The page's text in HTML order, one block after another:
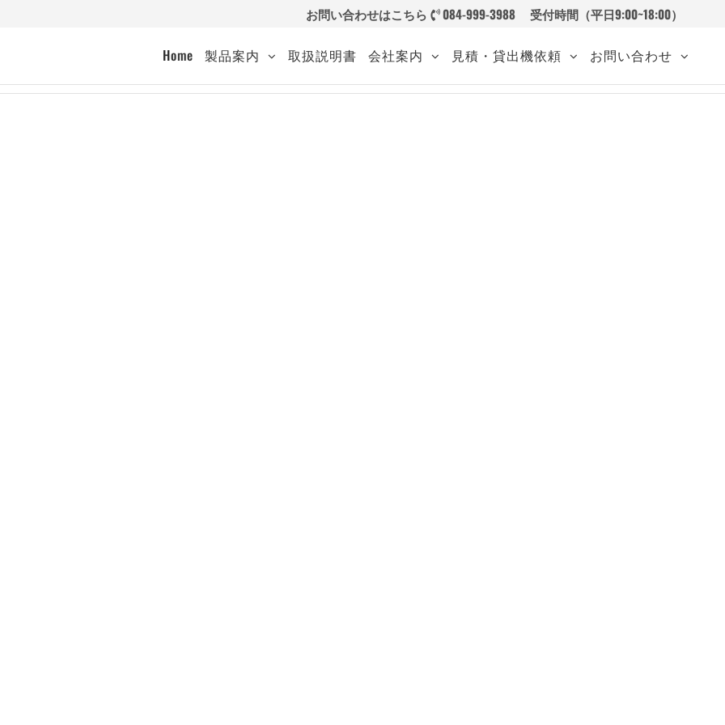
お問い合わせはこちら 084-999-3988 受付時間（平日9:00~18:00）
Home 製品案内 取扱説明書 会社案内 見積・貸出機依頼 お問い合わせ